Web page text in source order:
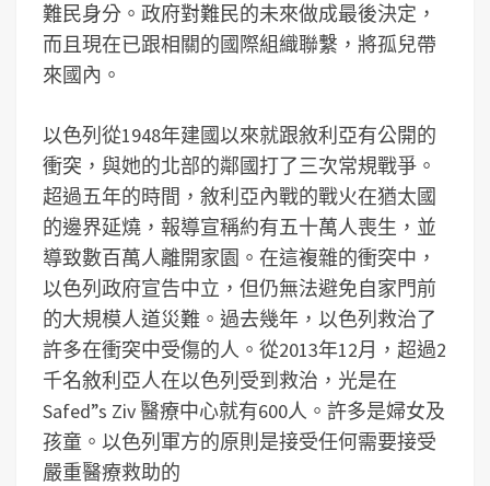
難民身分。政府對難民的未來做成最後決定，
而且現在已跟相關的國際組織聯繫，將孤兒帶
來國內。
以色列從1948年建國以來就跟敘利亞有公開的
衝突，與她的北部的鄰國打了三次常規戰爭。
超過五年的時間，敘利亞內戰的戰火在猶太國
的邊界延燒，報導宣稱約有五十萬人喪生，並
導致數百萬人離開家園。在這複雜的衝突中，
以色列政府宣告中立，但仍無法避免自家門前
的大規模人道災難。過去幾年，以色列救治了
許多在衝突中受傷的人。從2013年12月，超過2
千名敘利亞人在以色列受到救治，光是在
Safed”s Ziv 醫療中心就有600人。許多是婦女及
孩童。以色列軍方的原則是接受任何需要接受
嚴重醫療救助的